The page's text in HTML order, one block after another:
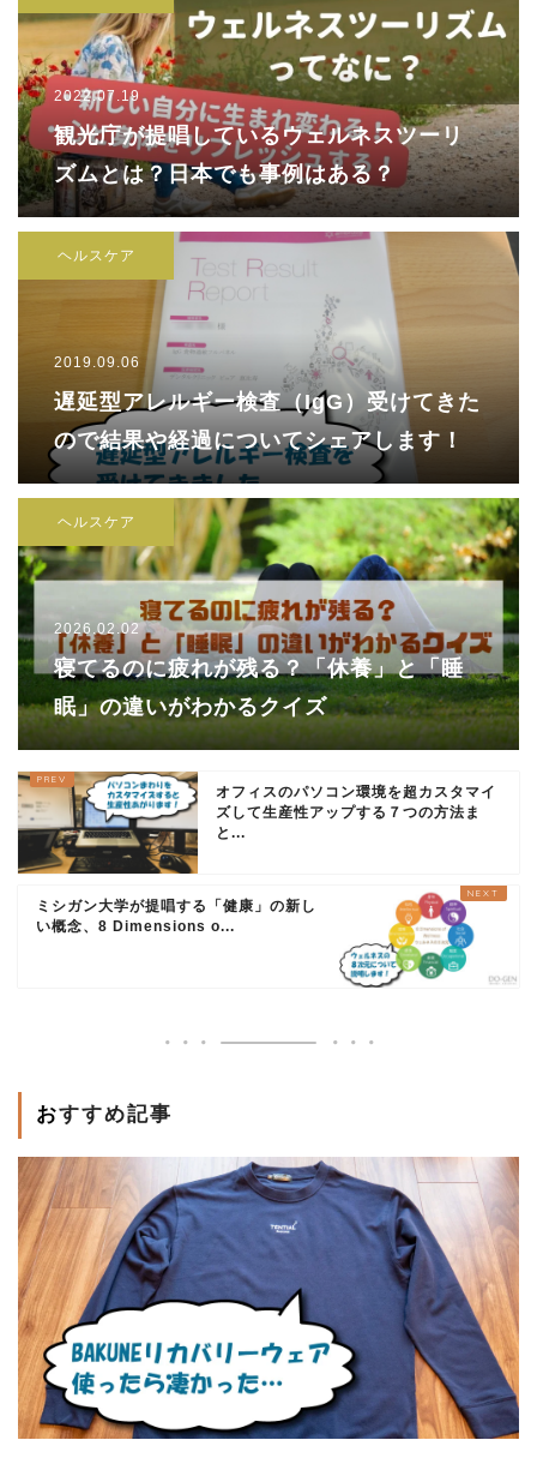
2022.07.19
観光庁が提唱しているウェルネスツーリ
ズムとは？日本でも事例はある？
ヘルスケア
2019.09.06
遅延型アレルギー検査（IgG）受けてきた
ので結果や経過についてシェアします！
ヘルスケア
2026.02.02
寝てるのに疲れが残る？「休養」と「睡
眠」の違いがわかるクイズ
オフィスのパソコン環境を超カスタマイ
ズして生産性アップする７つの方法ま
と...
ミシガン大学が提唱する「健康」の新し
い概念、8 Dimensions o...
おすすめ記事